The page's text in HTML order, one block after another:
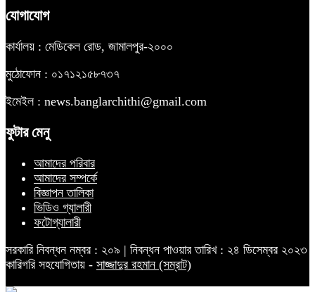
যোগাযোগ
কার্যালয় : মেডিকেল রোড, জামালপুর-২০০০
মুঠোফোন : ০১৭১২১৫৮৭৩৭
ইমেইল : news.banglarchithi@gmail.com
ফুটার মেনু
আমাদের পরিবার
আমাদের সম্পর্কে
বিজ্ঞাপন তালিকা
ভিডিও গ্যালারী
ফটোগ্যালারী
সরকারি নিবন্ধন নম্বর : ২০৯ | নিবন্ধন পাওয়ার তারিখ : ২৪ ডিসেম্বর ২০২৩
কারিগরি সহযোগিতায় - সাজ্জাদুর রহমান (সম্রাট)